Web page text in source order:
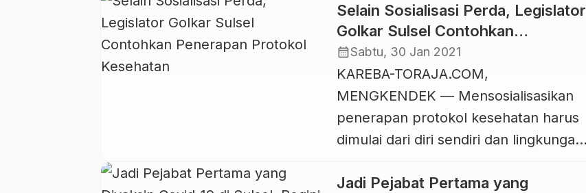
Selain Sosialisasi Perda, Legislator
Golkar Sulsel Contohkan
Penerapan Protokol Kesehatan
calendar_monthSabtu, 30 Jan 2021
KAREBA-TORAJA.COM,
MENGKENDEK — Mensosialisasikan
penerapan protokol kesehatan harus
dimulai dari diri sendiri dan lingkungan
anggota DPRD Provinsi Sulawesi
Jadi Pejabat Pertama yang